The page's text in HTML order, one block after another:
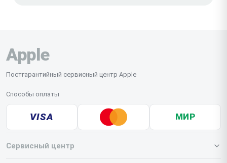
Apple
Постгарантийный сервисный центр Apple
Способы оплаты
VISA МИР
Сервисный центр